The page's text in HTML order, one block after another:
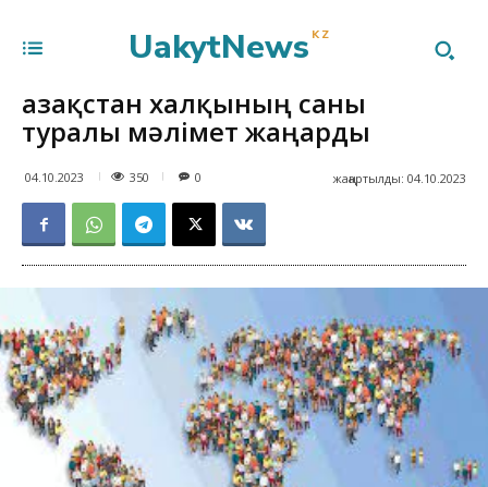
UakytNews KZ
Қазақстан халқының саны
туралы мәлімет жаңарды
04.10.2023 350 жаңартылды: 04.10.2023
0